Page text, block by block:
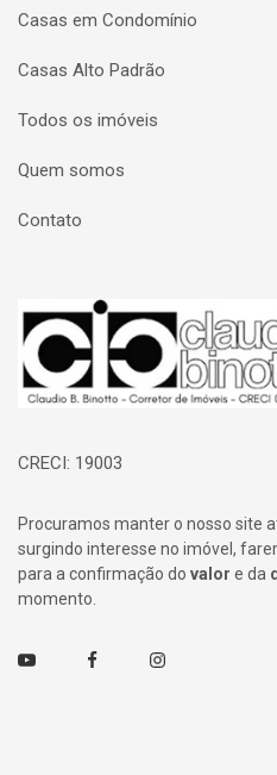
Casas em Condomínio
Casas Alto Padrão
Todos os imóveis
Quem somos
Contato
Página inicial
CRECI: 19003
Procuramos manter o nosso site
surgindo interesse no imóvel,
para a confirmação do valor e da
momento.
Youtube FacebookInstagram